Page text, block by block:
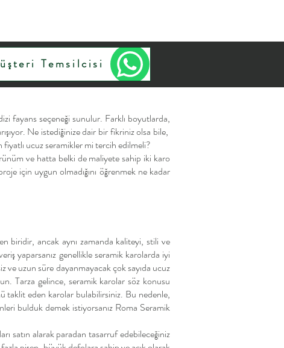
Temsilcisi
fayans seçeneği sunulur. Farklı boyutlarda,
Ne istediğinize dair bir fikriniz olsa bile,
fiyatlı ucuz seramikler mi tercih edilmeli?
ve hatta belki de maliyete sahip iki karo
için uygun olmadığını öğrenmek ne kadar
biridir, ancak aynı zamanda kaliteyi, stili ve
yaparsanız genellikle seramik karolarda iyi
uzun süre dayanmayacak çok sayıda ucuz
Tarza gelince, seramik karolar söz konusu
taklit eden karolar bulabilirsiniz. Bu nedenle,
bulduk demek istiyorsanız Roma Seramik
satın alarak paradan tasarruf edebileceğiniz